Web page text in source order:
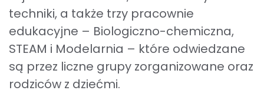
techniki, a także trzy pracownie
edukacyjne – Biologiczno-chemiczna,
STEAM i Modelarnia – które odwiedzane
są przez liczne grupy zorganizowane oraz
rodziców z dziećmi.